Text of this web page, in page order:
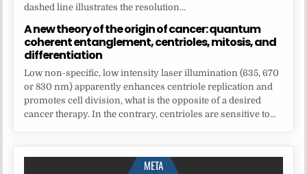
dashed line illustrates the resolution...
A new theory of the origin of cancer: quantum
coherent entanglement, centrioles, mitosis, and
differentiation
Low non-specific, low intensity laser illumination (635, 670
or 830 nm) apparently enhances centriole replication and
promotes cell division, what is the opposite of a desired
cancer therapy. In the contrary, centrioles are sensitive to...
META